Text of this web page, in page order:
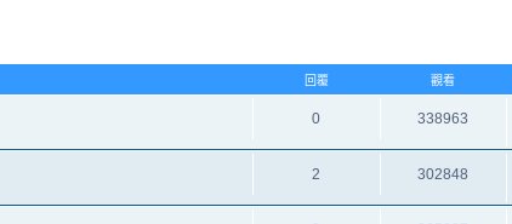
回覆 觀看
0 338963
2 302848